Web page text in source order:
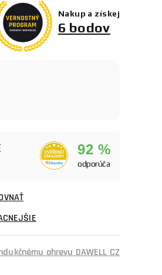
Nakup a získej
6 bodov
92 %
odporúča
ohrevu DAWELL CZ